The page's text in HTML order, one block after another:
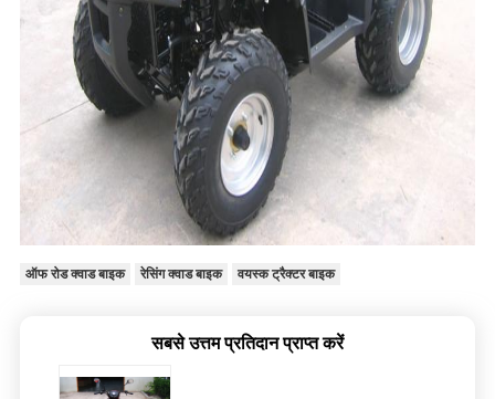
ऑफ रोड क्वाड बाइक रेसिंग क्वाड बाइक वयस्क ट्रैक्टर बाइक
सबसे उत्तम प्रतिदान प्राप्त करें